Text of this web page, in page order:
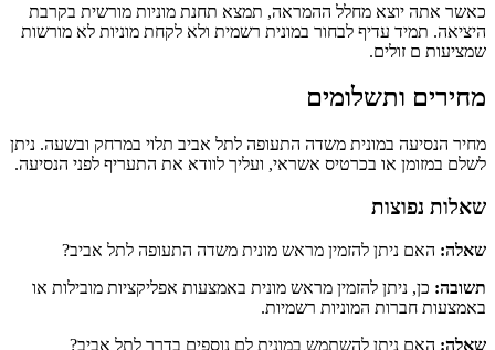
כאשר אתה יוצא מחלל ההמראה, תמצא תחנת מוניות מורשית בקרבת
היציאה. תמיד עדיף לבחור במונית רשמית ולא לקחת מוניות לא מורשות
שמציעות ם זולים.
מחירים ותשלומים
מחיר הנסיעה במונית משדה התעופה לתל אביב תלוי במרחק ובשעה. ניתן
לשלם במזומן או בכרטיס אשראי, ועליך לוודא את התעריף לפני הנסיעה.
שאלות נפוצות
שאלה: האם ניתן להזמין מראש מונית משדה התעופה לתל אביב?
תשובה: כן, ניתן להזמין מראש מונית באמצעות אפליקציות מובילות או
באמצעות חברות המוניות רשמיות.
שאלה: האם ניתן להשתמש במונית לם נוספים בדרך לתל אביב?